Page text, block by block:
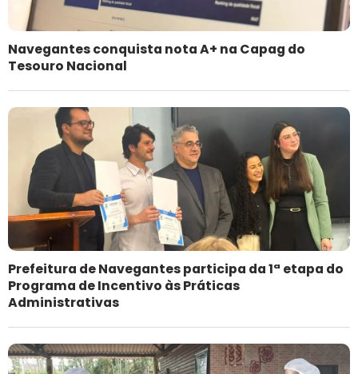
Navegantes conquista nota A+ na Capag do
Tesouro Nacional
Prefeitura de Navegantes participa da 1ª etapa do
Programa de Incentivo às Práticas
Administrativas